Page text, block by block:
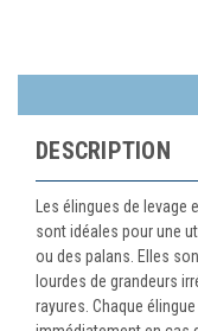
DESCRIPTION
Les élingues de
sont idéales pour une
ou des palans. Elles
lourdes de grandeurs
rayures. Chaque